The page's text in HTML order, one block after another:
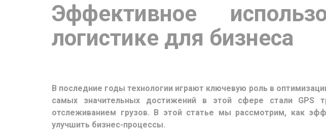
Эффективное
логистике для бизнеса
В последние годы технологии играют ключевую роль в
самых значительных достижений в этой сфере стали GPS
отслеживанием грузов. В этой статье мы рассмотрим, как
улучшить бизнес-процессы.